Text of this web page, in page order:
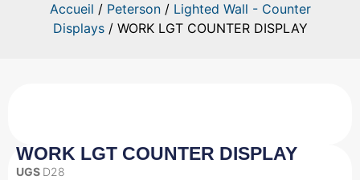
Accueil / Peterson/ Lighted Wall - Counter
Displays/ WORK LGT COUNTER DISPLAY
WORK LGT COUNTER DISPLAY
UGS D28